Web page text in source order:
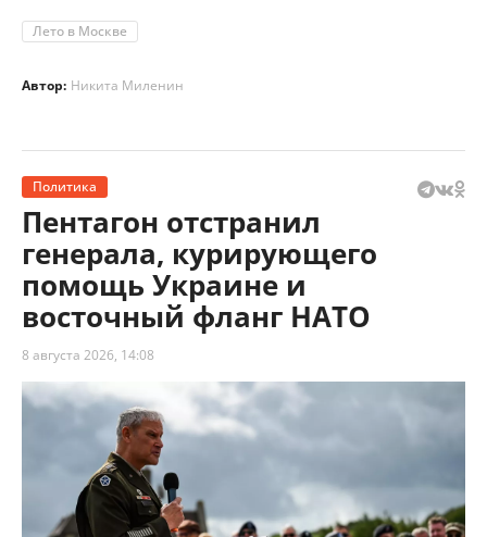
Лето в Москве
Автор: Никита Миленин
Политика
Пентагон отстранил
генерала, курирующего
помощь Украине и
восточный фланг НАТО
8 августа 2026, 14:08